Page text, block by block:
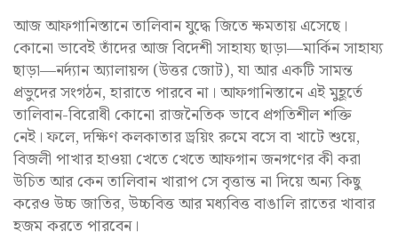
আজ আফগানিস্তানে তালিবান যুদ্ধে জিতে ক্ষমতায় এসেছে।
কোনো ভাবেই তাঁদের আজ বিদেশী সাহায্য ছাড়া—মার্কিন সাহায্য
ছাড়া—নর্দ্যান অ্যালায়ন্স (উত্তর জোট), যা আর একটি সামন্ত
প্রভুদের সংগঠন, হারাতে পারবে না। আফগানিস্তানে এই মুহূর্তে
তালিবান-বিরোধী কোনো রাজনৈতিক ভাবে প্রগতিশীল শক্তি
নেই। ফলে, দক্ষিণ কলকাতার ড্রয়িং রুমে বসে বা খাটে শুয়ে,
বিজলী পাখার হাওয়া খেতে খেতে আফগান জনগণের কী করা
উচিত আর কেন তালিবান খারাপ সে বৃত্তান্ত না দিয়ে অন্য কিছু
করেও উচ্চ জাতির, উচ্চবিত্ত আর মধ্যবিত্ত বাঙালি রাতের খাবার
হজম করতে পারবেন।